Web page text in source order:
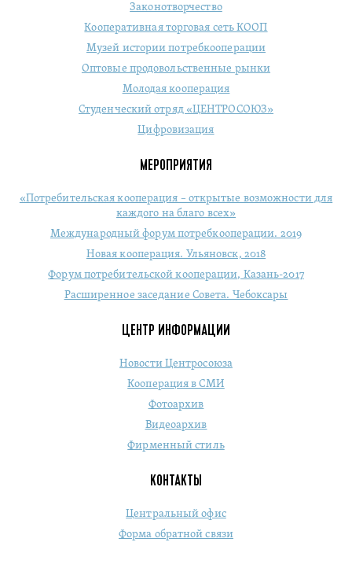
Законотворчество
Кооперативная торговая сеть КООП
Музей истории потребкооперации
Оптовые продовольственные рынки
Молодая кооперация
Студенческий отряд «ЦЕНТРОСОЮЗ»
Цифровизация
МЕРОПРИЯТИЯ
«Потребительская кооперация – открытые возможности для
каждого на благо всех»
Международный форум потребкооперации. 2019
Новая кооперация. Ульяновск, 2018
Форум потребительской кооперации, Казань-2017
Расширенное заседание Совета. Чебоксары
ЦЕНТР ИНФОРМАЦИИ
Новости Центросоюза
Кооперация в СМИ
Фотоархив
Видеоархив
Фирменный стиль
КОНТАКТЫ
Центральный офис
Форма обратной связи